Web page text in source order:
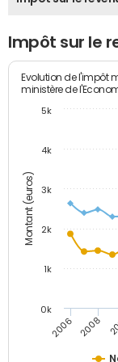
Impôt sur le
Montant (euros)
Evolution de l'impôt
ministère de
2006 2008
0k
1k
2k
3k
4k
5k